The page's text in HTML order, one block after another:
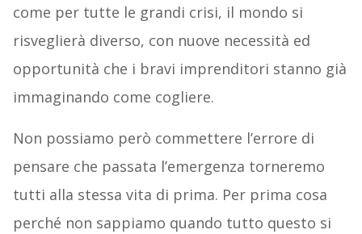
come per tutte le grandi crisi, il mondo si
risveglierà diverso, con nuove necessità ed
opportunità che i bravi imprenditori stanno già
immaginando come cogliere.
Non possiamo però commettere l’errore di
pensare che passata l’emergenza torneremo
tutti alla stessa vita di prima. Per prima cosa
perché non sappiamo quando tutto questo si